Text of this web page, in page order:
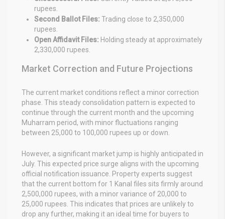
rupees.
Second Ballot Files: Trading close to 2,350,000
rupees.
Open Affidavit Files: Holding steady at approximately
2,330,000 rupees.
Market Correction and Future Projections
The current market conditions reflect a minor correction
phase. This steady consolidation pattern is expected to
continue through the current month and the upcoming
Muharram period, with minor fluctuations ranging
between 25,000 to 100,000 rupees up or down.
However, a significant market jump is highly anticipated in
July. This expected price surge aligns with the upcoming
official notification issuance. Property experts suggest
that the current bottom for 1 Kanal files sits firmly around
2,500,000 rupees, with a minor variance of 20,000 to
25,000 rupees. This indicates that prices are unlikely to
drop any further, making it an ideal time for buyers to